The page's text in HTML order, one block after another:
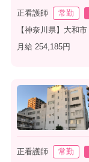
正看護師 常勤
【神奈川県】大和市
月給 254,185円
正看護師 常勤